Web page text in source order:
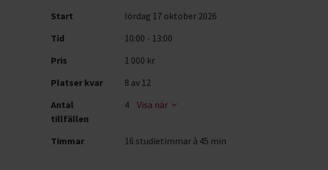
Start
lördag 17 oktober 2026
Tid
10:00 - 13:00
Pris
1 000 kr
Platser kvar
8 av 12
Antal
tillfällen
4 Visa när
Timmar 16 studietimmar à 45 min